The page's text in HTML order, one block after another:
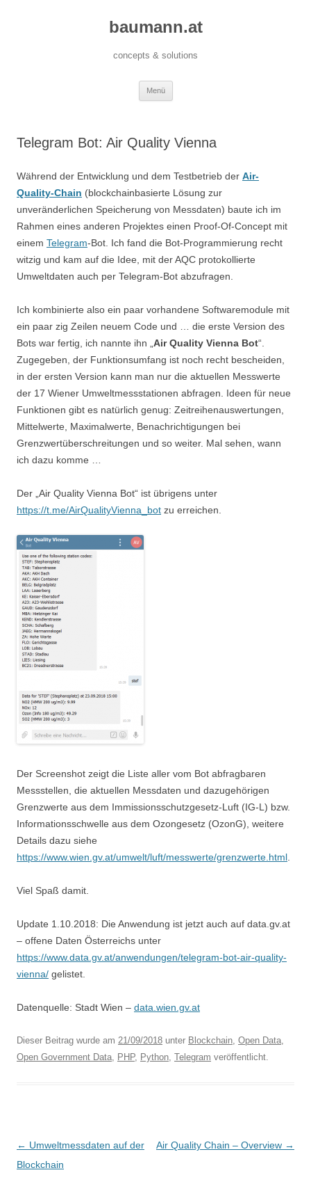
baumann.at
concepts & solutions
Menü
Telegram Bot: Air Quality Vienna
Während der Entwicklung und dem Testbetrieb der Air-
Quality-Chain (blockchainbasierte Lösung zur
unveränderlichen Speicherung von Messdaten) baute ich im
Rahmen eines anderen Projektes einen Proof-Of-Concept mit
einem Telegram-Bot. Ich fand die Bot-Programmierung recht
witzig und kam auf die Idee, mit der AQC protokollierte
Umweltdaten auch per Telegram-Bot abzufragen.
Ich kombinierte also ein paar vorhandene Softwaremodule mit
ein paar zig Zeilen neuem Code und … die erste Version des
Bots war fertig, ich nannte ihn „ Air Quality Vienna Bot“.
Zugegeben, der Funktionsumfang ist noch recht bescheiden,
in der ersten Version kann man nur die aktuellen Messwerte
der 17 Wiener Umweltmessstationen abfragen. Ideen für neue
Funktionen gibt es natürlich genug: Zeitreihenauswertungen,
Mittelwerte, Maximalwerte, Benachrichtigungen bei
Grenzwertüberschreitungen und so weiter. Mal sehen, wann
ich dazu komme …
Der „Air Quality Vienna Bot“ ist übrigens unter
https://t.me/AirQualityVienna_bot zu erreichen.
Der Screenshot zeigt die Liste aller vom Bot abfragbaren
Messstellen, die aktuellen Messdaten und dazugehörigen
Grenzwerte aus dem Immissionsschutzgesetz-Luft (IG-L) bzw.
Informationsschwelle aus dem Ozongesetz (OzonG), weitere
Details dazu siehe
https://www.wien.gv.at/umwelt/luft/messwerte/grenzwerte.html
Viel Spaß damit.
Update 1.10.2018: Die Anwendung ist jetzt auch auf data.gv.at
– offene Daten Österreichs unter
https://www.data.gv.at/anwendungen/telegram-bot-air-quality-
vienna/ gelistet.
Datenquelle: Stadt Wien – data.wien.gv.at
Dieser Beitrag wurde am 21/09/2018 unter Blockchain, Open Data,
Open Government Data, PHP, Python, Telegram veröffentlicht.
B
e
← Umweltmessdaten auf der
Blockchain
Air Quality Chain – Overview →